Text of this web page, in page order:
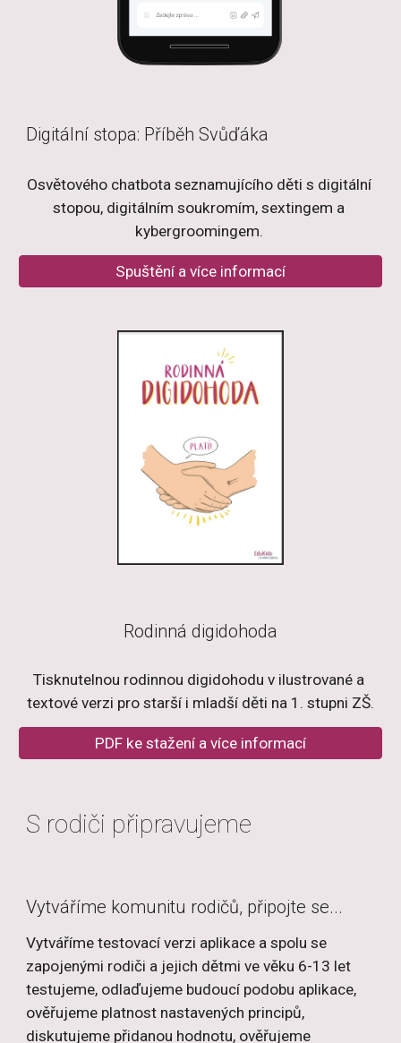
Digitální stopa: Příběh Svůďáka
Osvětového chatbota seznamujícího děti s digitální
stopou, digitálním soukromím, sextingem a
kybergroomingem.
Spuštění a více informací
Rodinná digidohoda
Tisknutelnou rodinnou digidohodu v ilustrované a
textové verzi pro starší i mladší děti na 1. stupni ZŠ.
PDF ke stažení a více informací
S rodiči připravujeme
Vytváříme komunitu rodičů, připojte se...
Vytváříme testovací verzi aplikace a spolu se
zapojenými rodiči a jejich dětmi ve věku 6-13 let
testujeme, odlaďujeme budoucí podobu aplikace,
ověřujeme platnost nastavených principů,
diskutujeme přidanou hodnotu, ověřujeme